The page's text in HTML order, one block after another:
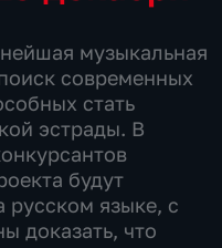
музыкальная
современных
стать
эстрады. В
будут
русском языке, с
доказать, что